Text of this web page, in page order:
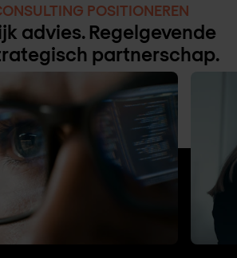
POSITIONEREN
advies. Regelgevende
partnerschap.